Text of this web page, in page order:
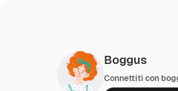
Boggus
Connettiti con